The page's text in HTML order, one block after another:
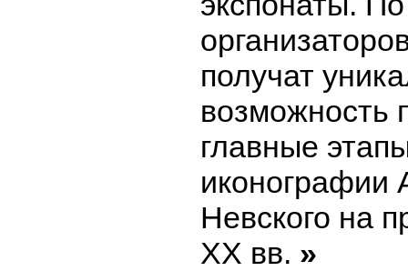
получат
возможность
главные
иконографии
Невского на
ХХ вв. »